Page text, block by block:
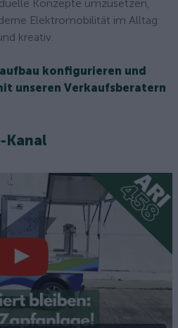
Konzepte umzusetzen,
Elektromobilität im Alltag
kreativ.
konfigurieren und
unseren Verkaufsberatern
Kanal